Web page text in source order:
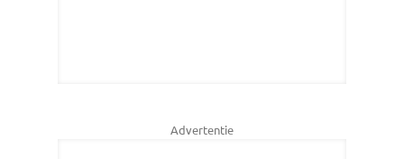
Advertentie